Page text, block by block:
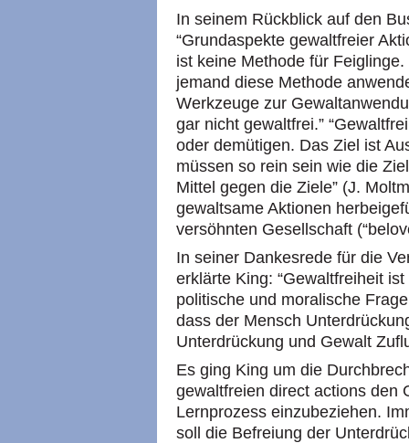
In seinem Rückblick auf den
“Grundaspekte gewaltfreier
ist keine Methode für
jemand diese Methode
Werkzeuge zur
gar nicht gewaltfrei.”
oder demütigen. Das Ziel ist
müssen so rein sein wie die
Mittel gegen die Ziele” (J.
gewaltsame Aktionen
versöhnten Gesellschaft
In seiner Dankesrede für die
erklärte King: “Gewaltfreiheit
politische und moralische
dass der Mensch
Unterdrückung und Gewalt
Es ging King um die
gewaltfreien direct actions den
Lernprozess einzubeziehen.
soll die Befreiung der